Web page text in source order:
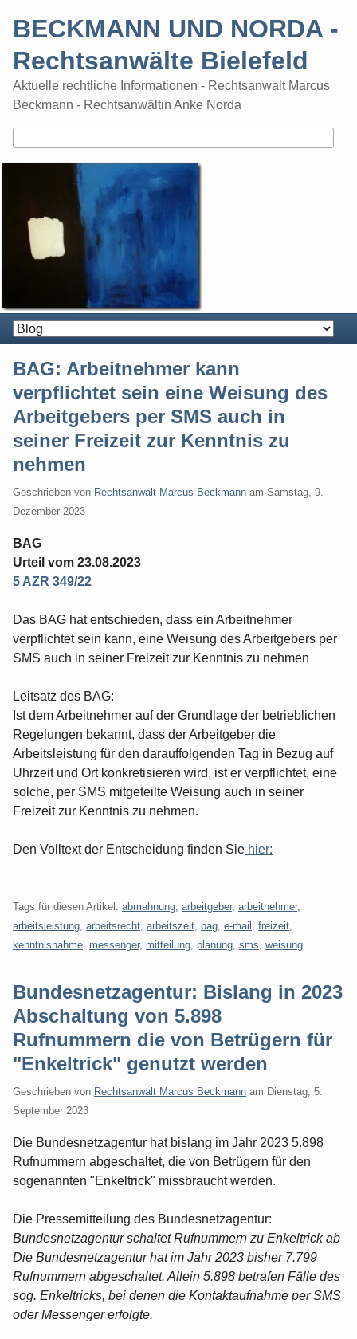
BECKMANN UND NORDA -
Rechtsanwälte Bielefeld
Aktuelle rechtliche Informationen - Rechtsanwalt Marcus
Beckmann - Rechtsanwältin Anke Norda
BAG: Arbeitnehmer kann
verpflichtet sein eine Weisung des
Arbeitgebers per SMS auch in
seiner Freizeit zur Kenntnis zu
nehmen
Geschrieben von Rechtsanwalt Marcus Beckmann am Samstag, 9.
Dezember 2023
BAG
Urteil vom 23.08.2023
5 AZR 349/22
Das BAG hat entschieden, dass ein Arbeitnehmer
verpflichtet sein kann, eine Weisung des Arbeitgebers per
SMS auch in seiner Freizeit zur Kenntnis zu nehmen
Leitsatz des BAG:
Ist dem Arbeitnehmer auf der Grundlage der betrieblichen
Regelungen bekannt, dass der Arbeitgeber die
Arbeitsleistung für den darauffolgenden Tag in Bezug auf
Uhrzeit und Ort konkretisieren wird, ist er verpflichtet, eine
solche, per SMS mitgeteilte Weisung auch in seiner
Freizeit zur Kenntnis zu nehmen.
Den Volltext der Entscheidung finden Sie hier:
Tags für diesen Artikel: abmahnung arbeitgeber, arbeitnehmer,
arbeitsleistung arbeitsrecht arbeitszeit bag e-mail freizeit
kenntnisnahme messenger, mitteilung planung sms weisung
Bundesnetzagentur: Bislang in 2023
Abschaltung von 5.898
Rufnummern die von Betrügern für
"Enkeltrick" genutzt werden
Geschrieben von Rechtsanwalt Marcus Beckmann am Dienstag, 5.
September 2023
Die Bundesnetzagentur hat bislang im Jahr 2023 5.898
Rufnummern abgeschaltet, die von Betrügern für den
sogenannten "Enkeltrick" missbraucht werden.
Die Pressemitteilung des Bundesnetzagentur:
Bundesnetzagentur schaltet Rufnummern zu Enkeltrick ab
Die Bundesnetzagentur hat im Jahr 2023 bisher 7.799
Rufnummern abgeschaltet. Allein 5.898 betrafen Fälle des
sog. Enkeltricks, bei denen die Kontaktaufnahme per SMS
oder Messenger erfolgte.